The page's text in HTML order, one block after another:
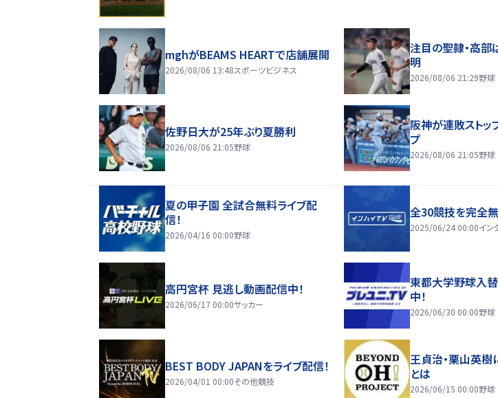
mghがBEAMS HEARTで店舗展開
2026/08/06 13:48スポーツビジネス
注目の聖隷・高
明
2026/08/06 21:29野球
佐野日大が25年ぶり夏勝利
2026/08/06 21:05野球
阪神が連敗スト
プ
2026/08/06 21:05野球
夏の甲子園 全試合無料ライブ配
信！
2026/04/16 00:00野球
全30競技を完全無
2025/06/24 00:00イン
高円宮杯 見逃し動画配信中！
2026/06/17 00:00サッカー
東都大学野球入
中！
2026/06/30 00:00野球
BEST BODY JAPANをライブ配信！
2026/04/01 00:00その他競技
王貞治・栗山英樹
とは
2026/06/15 00:00野球